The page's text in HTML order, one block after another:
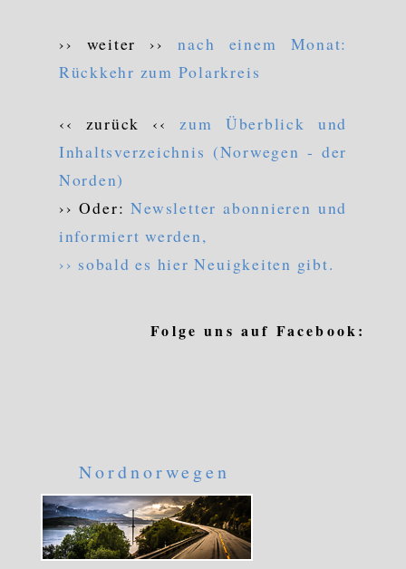
›› weiter ››nach einem Monat:
Rückkehr zum Polarkreis
‹‹ zurück ‹‹zum Überblick und
Inhaltsverzeichnis (Norwegen - der
Norden)
›› Oder:Newsletter abonnieren und
informiert werden,
›› sobald es hier Neuigkeiten gibt.
Folge uns auf Facebook:
Nordnorwegen